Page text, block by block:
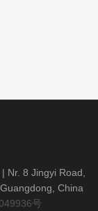
Nr. 8 Jingyi Road,
China
号